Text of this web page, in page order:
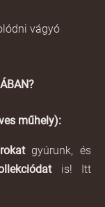
vágyó
műhely):
gyúrunk, és
is! Itt